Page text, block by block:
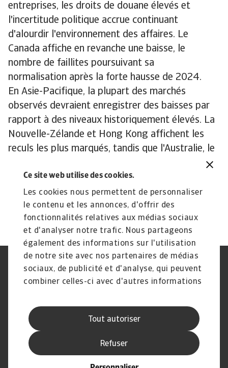
Ce site web utilise des cookies.
Les cookies nous permettent de personnaliser
le contenu et les annonces, d'offrir des
fonctionnalités relatives aux médias sociaux
et d'analyser notre trafic. Nous partageons
également des informations sur l'utilisation
de notre site avec nos partenaires de médias
sociaux, de publicité et d'analyse, qui peuvent
combiner celles-ci avec d'autres informations
collectées lors de votre utilisation de leurs
services.
Tout autoriser
Refuser
entreprises, les droits de douane élevés et
l'incertitude politique accrue continuant
d'alourdir l'environnement des affaires. Le
Canada affiche en revanche une baisse, le
nombre de faillites poursuivant sa
normalisation après la forte hausse de 2024.
En Asie-Pacifique, la plupart des marchés
observés devraient enregistrer des baisses par
rapport à des niveaux historiquement élevés. La
Nouvelle-Zélande et Hong Kong affichent les
reculs les plus marqués, tandis que l'Australie, le
Japon et la Corée du Sud devraient normaliser
plus lentement.
Les prévisions détaillées par pays et par région
sont disponibles dans le rapport joint.
Déclaration de confidentialité
RGPD
Cookie Information
Canaux Speak Up
Informations aux fournisseurs
d'Atradius